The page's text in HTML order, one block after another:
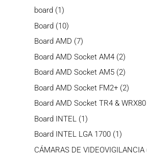
board 11
producto
Board 1010
productos
Board AMD 77
productos
Board AMD Socket AM4 22
Board AMD Socket AM5 22
Board AMD Socket FM2+ 22
Board AMD Socket TR4 & WRX80
Board INTEL 11
producto
Board INTEL LGA 1700 11
CÁMARAS DE VIDEOVIGILANCIA